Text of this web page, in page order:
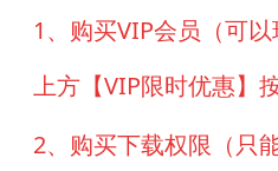
1、购买VIP会员（可
上方【VIP限时优惠】
2、购买下载权限（只